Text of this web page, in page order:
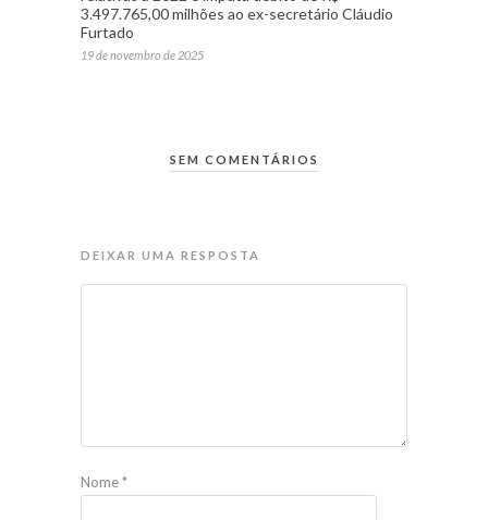
3.497.765,00 milhões ao ex-secretário Cláudio
Furtado
19 de novembro de 2025
SEM COMENTÁRIOS
DEIXAR UMA RESPOSTA
Nome*